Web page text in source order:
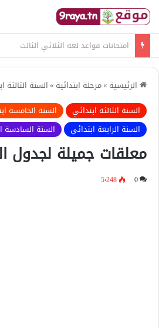
امتحانات قواعد لغة الثلاثي الثالث
الرئيسية »مرحلة ابتدائية »السنة الثالثة
السنة الثالثة ابتدائي
السنة الخامسة
السنة الرابعة ابتدائي
السنة السادسة
معلقات جميلة لجدول
0 5٬248